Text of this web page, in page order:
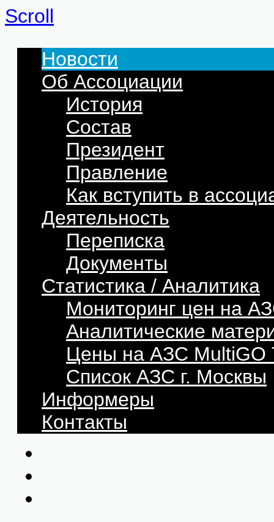
Scroll
Новости
Об Ассоциации
История
Состав
Президент
Правление
Как вступить в
Деятельность
Переписка
Документы
Статистика / Аналитика
Мониторинг цен на
Аналитические
Цены на АЗС
Список АЗС г. Москвы
Информеры
Контакты